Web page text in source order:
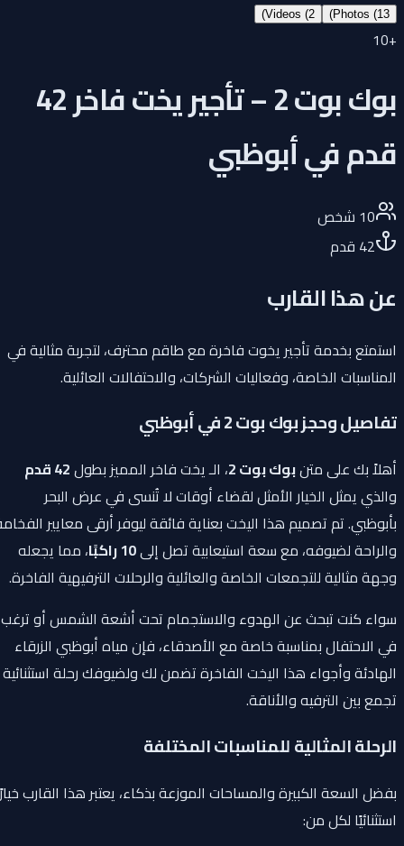
Photos (13
)
Videos (
)
10
بوك بوت 2 – تأجير يخت فاخر 42
قدم في أبوظبي
10شخص
42قدم
عن هذا القارب
استمتع بخدمة تأجير يخوت فاخرة مع طاقم محترف، لتجربة مثالية في
المناسبات الخاصة، وفعاليات الشركات، والاحتفالات العائلية.
تفاصيل وحجز بوك بوت 2 في أبوظبي
أهلاً بك على متنبوك بوت 2 ، الـ يخت فاخر المميز بطول42 قدم
والذي يمثل الخيار الأمثل لقضاء أوقات لا تُنسى في عرض البحر
بأبوظبي. تم تصميم هذا اليخت بعناية فائقة ليوفر أرقى معايير الفخامة
والراحة لضيوفه، مع سعة استيعابية تصل إلى10 راكبًا
، مما يجعله
وجهة مثالية للتجمعات الخاصة والعائلية والرحلات الترفيهية الفاخرة.
سواء كنت تبحث عن الهدوء والاستجمام تحت أشعة الشمس أو ترغب
في الاحتفال بمناسبة خاصة مع الأصدقاء، فإن مياه أبوظبي الزرقاء
الهادئة وأجواء هذا اليخت الفاخرة تضمن لك ولضيوفك رحلة استثنائية
تجمع بين الترفيه والأناقة.
الرحلة المثالية للمناسبات المختلفة
بفضل السعة الكبيرة والمساحات الموزعة بذكاء، يعتبر هذا القارب خيارًا
استثنائيًا لكل من: